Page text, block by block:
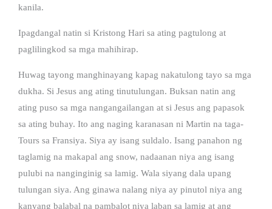
kanila.
Ipagdangal natin si Kristong Hari sa ating pagtulong at
paglilingkod sa mga mahihirap.
Huwag tayong manghinayang kapag nakatulong tayo sa mga
dukha. Si Jesus ang ating tinutulungan. Buksan natin ang
ating puso sa mga nangangailangan at si Jesus ang papasok
sa ating buhay. Ito ang naging karanasan ni Martin na taga-
Tours sa Fransiya. Siya ay isang suldalo. Isang panahon ng
taglamig na makapal ang snow, nadaanan niya ang isang
pulubi na nanginginig sa lamig. Wala siyang dala upang
tulungan siya. Ang ginawa nalang niya ay pinutol niya ang
kanyang balabal na pambalot niya laban sa lamig at ang